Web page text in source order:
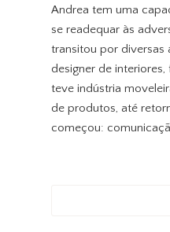
Andrea tem uma
se readequar às
transitou por diversas
designer de interiores,
teve indústria
de produtos, até
começou: